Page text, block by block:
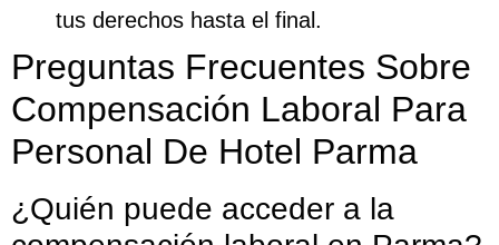
tus derechos hasta el final.
Preguntas Frecuentes Sobre
Compensación Laboral Para
Personal De Hotel Parma
¿Quién puede acceder a la